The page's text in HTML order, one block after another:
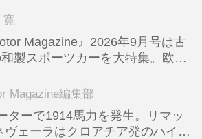
寛
Magazine』2026年9月号は古
製スポーツカーを大特集。欧州
Magazine編集部
ターで1914馬力を発生。リマッ
ヴェーラはクロアチア発のハイパ